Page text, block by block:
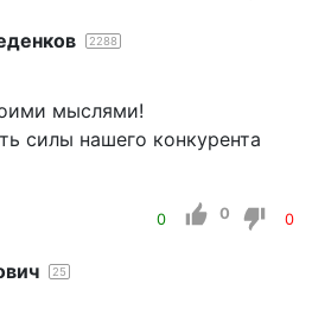
2288
мыслями!
силы нашего конкурента
0 0 0
25